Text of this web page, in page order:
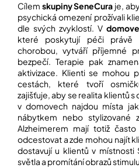
Cílem skupiny SeneCura je,
psychická omezení prožívali
dle svých zvyklostí. V
které poskytují péči právě
chorobou, vytváří příjemné
bezpečí. Terapie pak
aktivizace. Klienti se mohou
cestách, které tvoří
zajišťuje, aby se realita klientů
v domovech najdou místa
nábytkem nebo stylizované
Alzheimerem mají totiž
odcestovat a zde mohou najít
dostavují u klientů v
světla a promítání obrazů